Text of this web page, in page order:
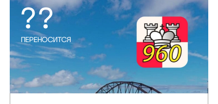
??
ПЕРЕНОСИТСЯ